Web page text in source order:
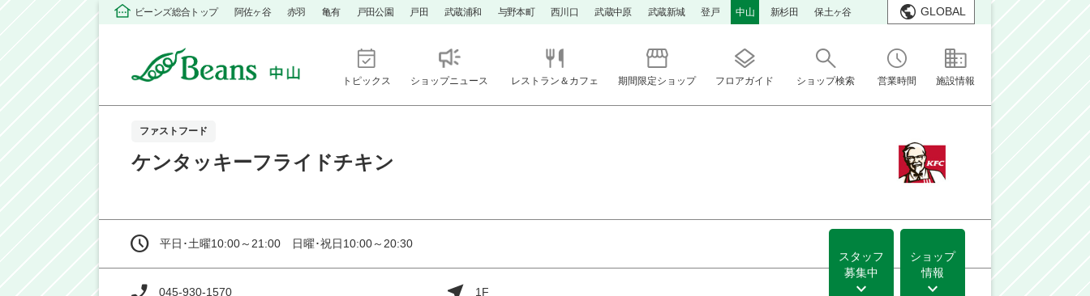
ビーンズ総合トップ 阿佐ヶ谷 赤羽 亀有 戸田公園 戸田 武蔵浦和 与野本町 西川口 武蔵中原 武蔵新城 登戸 中山 新杉田 保土ヶ谷 GLOBAL
トピックス ショップニュース レストラン＆カフェ 期間限定ショップ フロアガイド ショップ検索 営業時間 施設情報
ファストフード
ケンタッキーフライドチキン
平日･土曜10:00～21:00 日曜･祝日10:00～20:30
045-930-1570 1F
スタッフ
募集中
ショップ
情報